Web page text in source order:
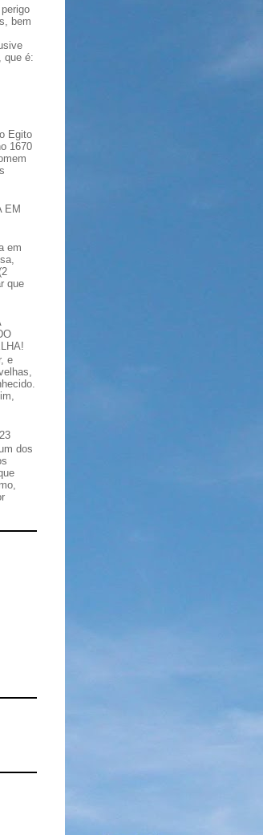
bem
que é:
Egito
1670
EM
em
que
e
dos